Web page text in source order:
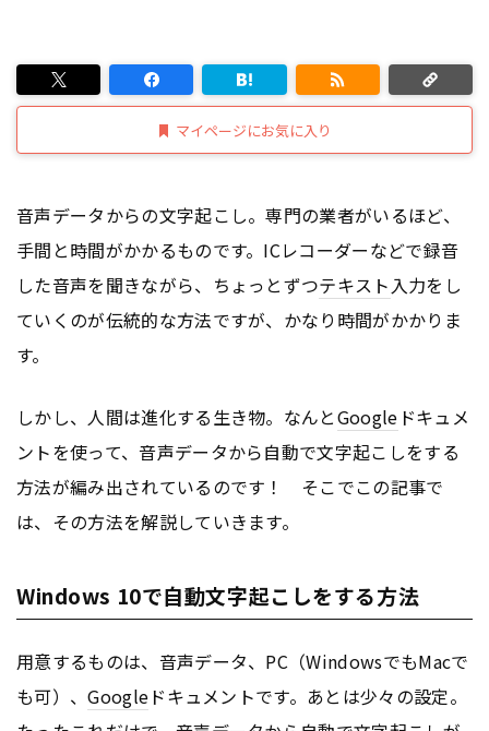
マイページにお気に入り
音声データからの文字起こし。専門の業者がいるほど、
手間と時間がかかるものです。ICレコーダーなどで録音
した音声を聞きながら、ちょっとずつテキスト入力をし
ていくのが伝統的な方法ですが、かなり時間がかかりま
す。
しかし、人間は進化する生き物。なんとGoogle ドキュメ
ントを使って、音声データから自動で文字起こしをする
方法が編み出されているのです！ そこでこの記事で
は、その方法を解説していきます。
Windows 10で自動文字起こしをする方法
用意するものは、音声データ、PC（WindowsでもMacで
も可）、Googleドキュメントです。あとは少々の設定。